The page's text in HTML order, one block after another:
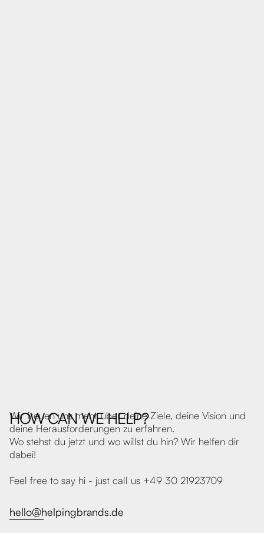
HOW CAN WE HELP?
Wir freuen uns mehr über deine Ziele, deine Vision und
deine Herausforderungen zu erfahren.
Wo stehst du jetzt und wo willst du hin? Wir helfen dir
dabei!
Feel free to say hi - just call us +49 30 21923709
hello@helpingbrands.de